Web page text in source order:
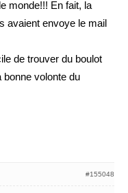
monde!!! En fait, la
avaient envoye le mail
de trouver du boulot
bonne volonte du
#155048